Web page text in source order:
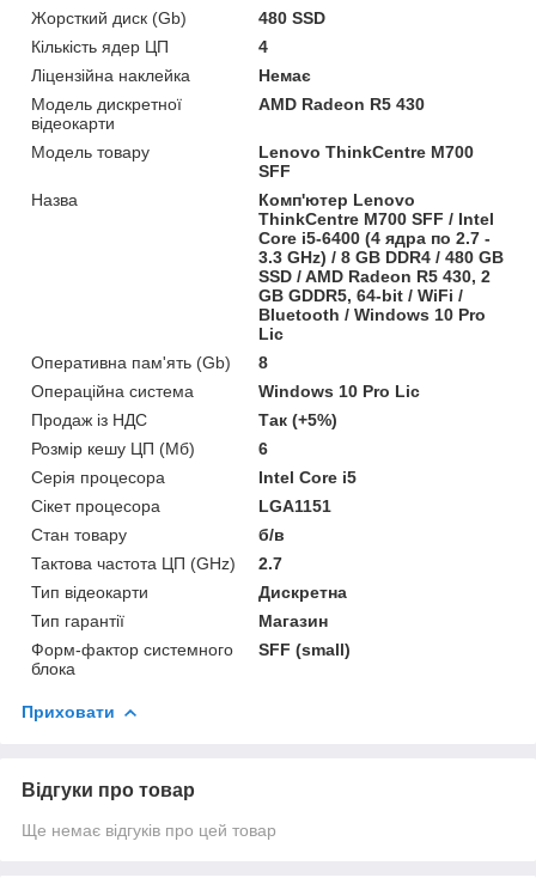
Жорсткий диск (Gb)
480 SSD
Кількість ядер ЦП
4
Ліцензійна наклейка
Немає
Модель дискретної
відеокарти
AMD Radeon R5 430
Модель товару
Lenovo ThinkCentre M700
SFF
Назва
Комп'ютер Lenovo
ThinkCentre M700 SFF / Intel
Core i5-6400 (4 ядра по 2.7 -
3.3 GHz) / 8 GB DDR4 / 480 GB
SSD / AMD Radeon R5 430, 2
GB GDDR5, 64-bit / WiFi /
Bluetooth / Windows 10 Pro
Lic
Оперативна пам'ять (Gb)
8
Операційна система
Windows 10 Pro Lic
Продаж із НДС
Так (+5%)
Розмір кешу ЦП (Мб)
6
Серія процесора
Intel Core i5
Сікет процесора
LGA1151
Стан товару
б/в
Тактова частота ЦП (GHz)
2.7
Тип відеокарти
Дискретна
Тип гарантії
Магазин
Форм-фактор системного
блока
SFF (small)
Приховати
Відгуки про товар
Ще немає відгуків про цей товар